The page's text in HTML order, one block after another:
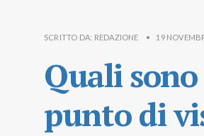
SCRITTO DA: REDAZIONE • 19
Quali
punto di